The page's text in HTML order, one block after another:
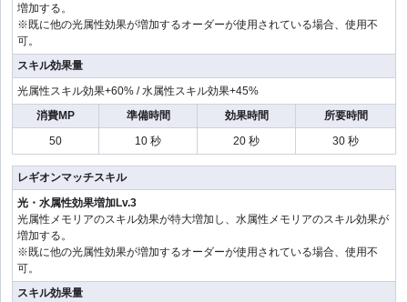
増加する。
※既に他の光属性効果が増加するオーダーが使用されている場合、使用不
可。
スキル効果量
光属性スキル効果+60% / 水属性スキル効果+45%
消費MP
準備時間 効果時間
所要時間
50
10 秒 20 秒 30 秒
レギオンマッチスキル
光・水属性効果増加Lv.3
光属性メモリアのスキル効果が特大増加し、水属性メモリアのスキル効果が
増加する。
※既に他の光属性効果が増加するオーダーが使用されている場合、使用不
可。
スキル効果量